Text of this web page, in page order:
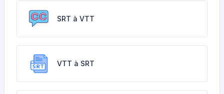
SRT à VTT
VTT à SRT